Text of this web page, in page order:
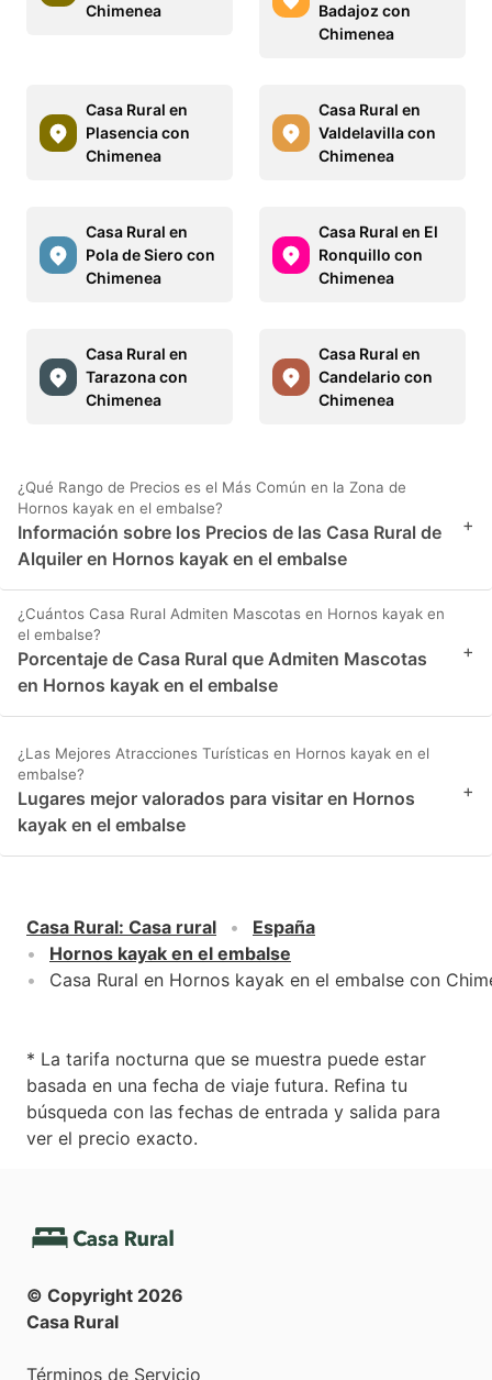
Chimenea
Badajoz con
Chimenea
Casa Rural en
Plasencia con
Chimenea
Casa Rural en
Valdelavilla con
Chimenea
Casa Rural en
Pola de Siero con
Chimenea
Casa Rural en El
Ronquillo con
Chimenea
Casa Rural en
Tarazona con
Chimenea
Casa Rural en
Candelario con
Chimenea
¿Qué Rango de Precios es el Más Común en la Zona de
Hornos kayak en el embalse?
Información sobre los Precios de las Casa Rural de
Alquiler en Hornos kayak en el embalse
+
¿Cuántos Casa Rural Admiten Mascotas en Hornos kayak en
el embalse?
Porcentaje de Casa Rural que Admiten Mascotas
en Hornos kayak en el embalse
+
¿Las Mejores Atracciones Turísticas en Hornos kayak en el
embalse?
Lugares mejor valorados para visitar en Hornos
kayak en el embalse
+
Casa Rural: Casa rural
España
Hornos kayak en el embalse
Casa Rural en Hornos kayak en el embalse con
* La tarifa nocturna que se muestra puede estar
basada en una fecha de viaje futura. Refina tu
búsqueda con las fechas de entrada y salida para
ver el precio exacto.
© Copyright 2026
Casa Rural
Términos de Servicio